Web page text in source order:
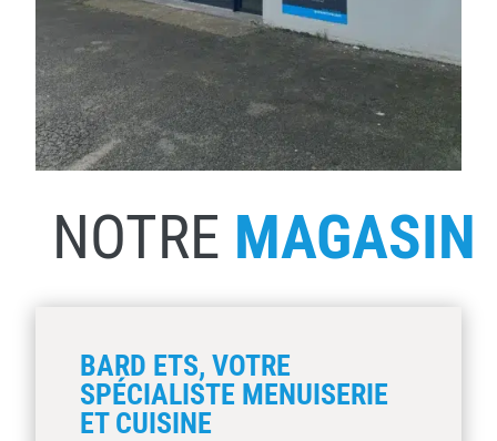
NOTRE MAGASIN
BARD ETS, VOTRE
SPÉCIALISTE MENUISERIE
ET CUISINE